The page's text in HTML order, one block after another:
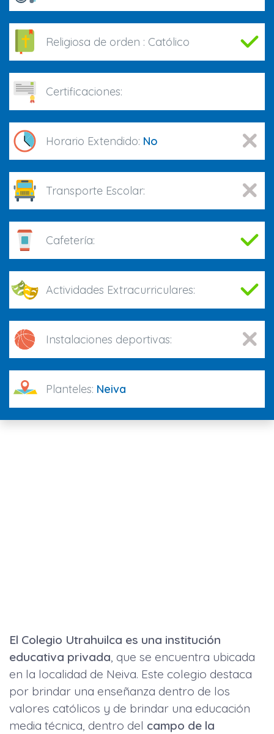
Religiosa de orden : Católico
Certificaciones:
Horario Extendido: No
Transporte Escolar:
Cafetería:
Actividades Extracurriculares:
Instalaciones deportivas:
Planteles: Neiva
El Colegio Utrahuilca es una institución
educativa privada, que se encuentra ubicada
en la localidad de Neiva. Este colegio destaca
por brindar una enseñanza dentro de los
valores católicos y de brindar una educación
media técnica, dentro del campo de la